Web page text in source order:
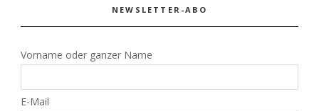
NEWSLETTER-ABO
Vorname oder ganzer Name
E-Mail